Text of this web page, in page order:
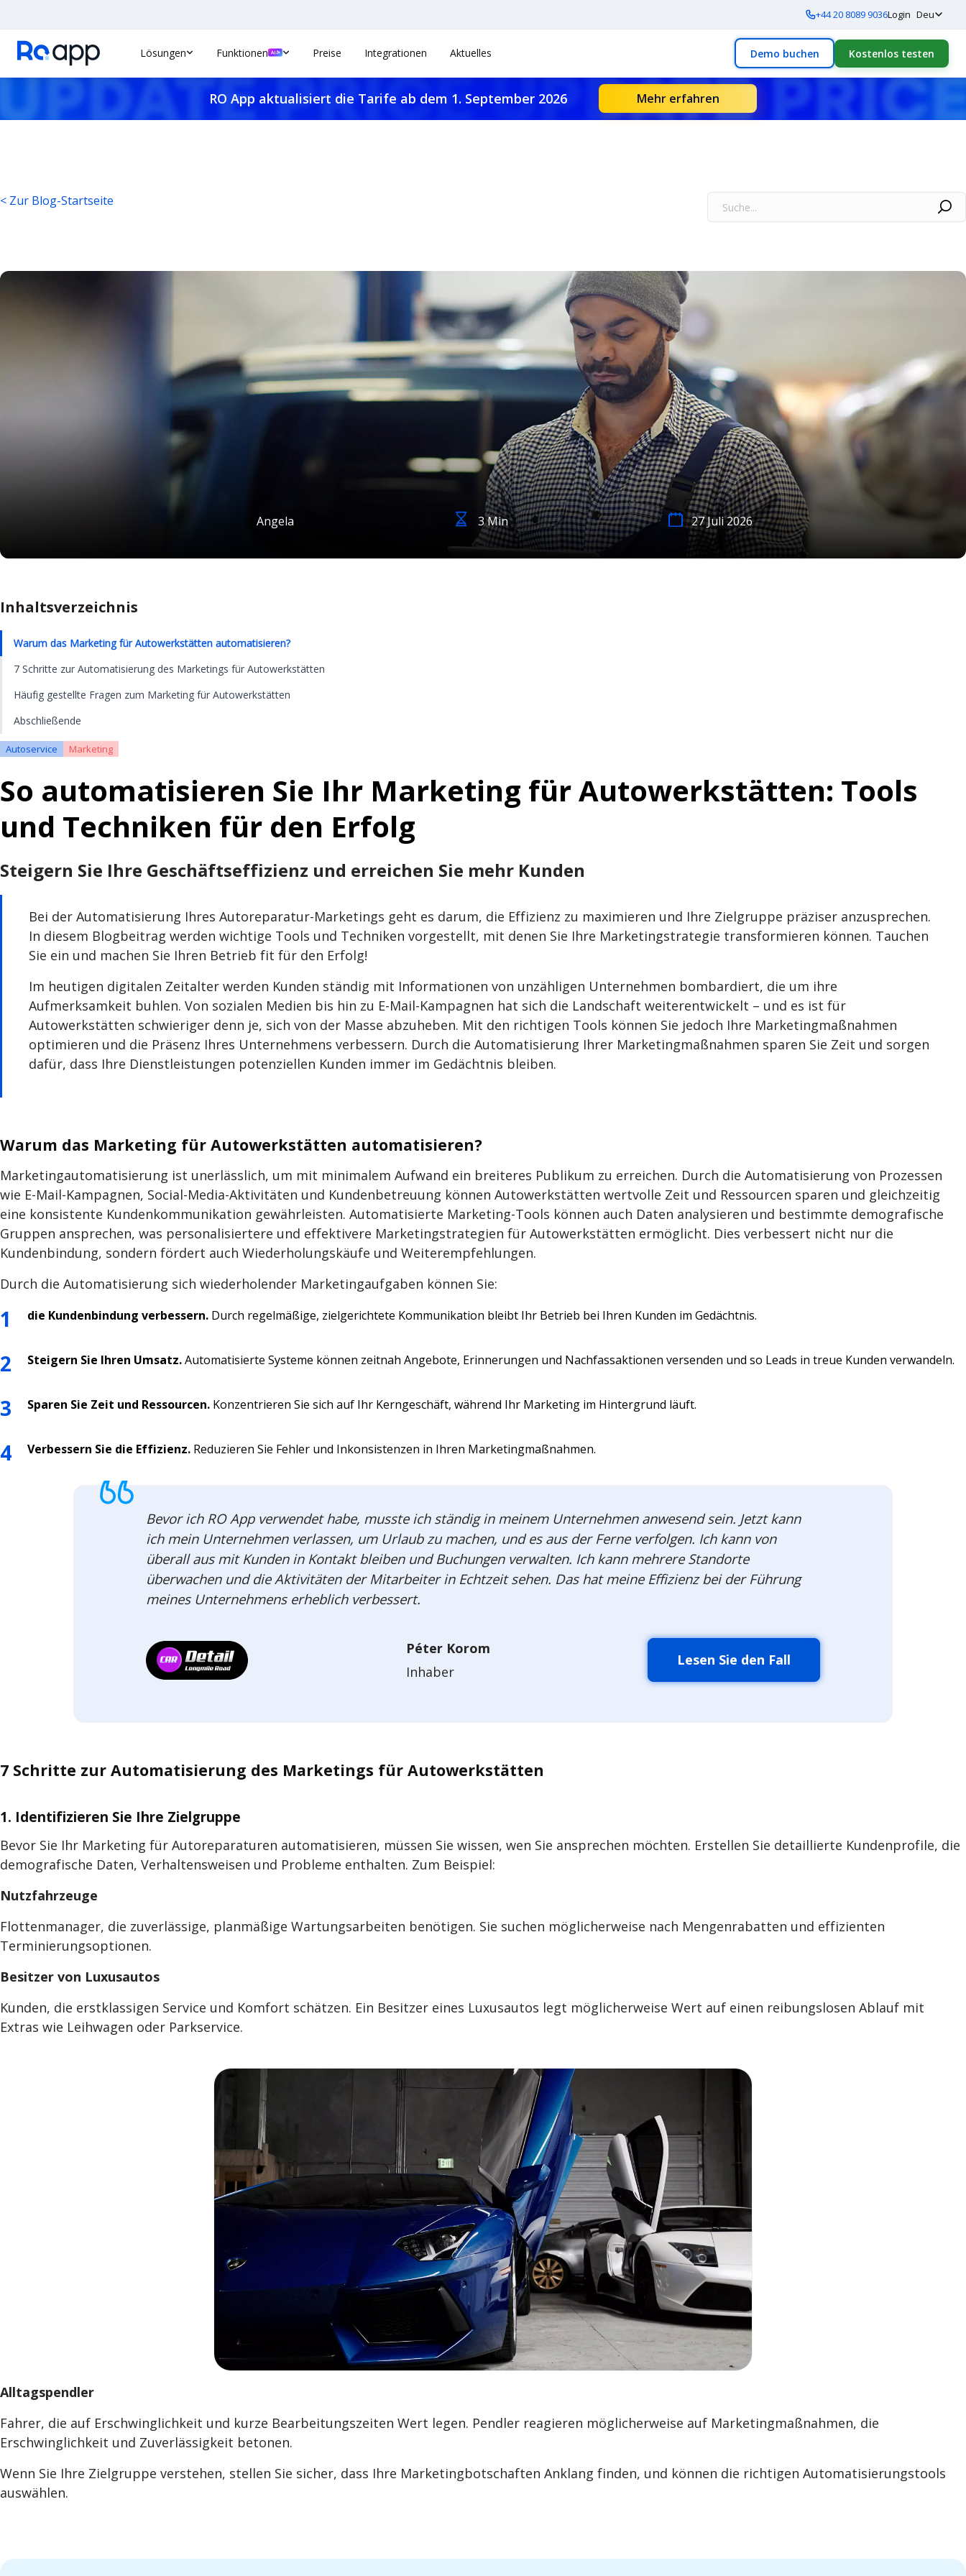
+44 20 8089 9036Login Deu
Lösungen Funktionen Preise Integrationen Aktuelles Demo buchen Kostenlos testen
RO App aktualisiert die Tarife ab dem 1. September 2026 Mehr erfahren
< Zur Blog-Startseite
Angela 3 Min 27 Juli 2026
Inhaltsverzeichnis
Warum das Marketing für Autowerkstätten automatisieren?
7 Schritte zur Automatisierung des Marketings für Autowerkstätten
Häufig gestellte Fragen zum Marketing für Autowerkstätten
Abschließende
Autoservice Marketing
So automatisieren Sie Ihr Marketing für Autowerkstätten: Tools
und Techniken für den Erfolg
Steigern Sie Ihre Geschäftseffizienz und erreichen Sie mehr Kunden
Bei der Automatisierung Ihres Autoreparatur-Marketings geht es darum, die Effizienz zu maximieren und Ihre Zielgruppe präziser anzusprechen.
In diesem Blogbeitrag werden wichtige Tools und Techniken vorgestellt, mit denen Sie Ihre Marketingstrategie transformieren können. Tauchen
Sie ein und machen Sie Ihren Betrieb fit für den Erfolg!
Im heutigen digitalen Zeitalter werden Kunden ständig mit Informationen von unzähligen Unternehmen bombardiert, die um ihre
Aufmerksamkeit buhlen. Von sozialen Medien bis hin zu E-Mail-Kampagnen hat sich die Landschaft weiterentwickelt – und es ist für
Autowerkstätten schwieriger denn je, sich von der Masse abzuheben. Mit den richtigen Tools können Sie jedoch Ihre Marketingmaßnahmen
optimieren und die Präsenz Ihres Unternehmens verbessern. Durch die Automatisierung Ihrer Marketingmaßnahmen sparen Sie Zeit und sorgen
dafür, dass Ihre Dienstleistungen potenziellen Kunden immer im Gedächtnis bleiben.
Warum das Marketing für Autowerkstätten automatisieren?
Marketingautomatisierung ist unerlässlich, um mit minimalem Aufwand ein breiteres Publikum zu erreichen. Durch die Automatisierung von Prozessen
wie E-Mail-Kampagnen, Social-Media-Aktivitäten und Kundenbetreuung können Autowerkstätten wertvolle Zeit und Ressourcen sparen und gleichzeitig
eine konsistente Kundenkommunikation gewährleisten. Automatisierte Marketing-Tools können auch Daten analysieren und bestimmte demografische
Gruppen ansprechen, was personalisiertere und effektivere Marketingstrategien für Autowerkstätten ermöglicht. Dies verbessert nicht nur die
Kundenbindung, sondern fördert auch Wiederholungskäufe und Weiterempfehlungen.
Durch die Automatisierung sich wiederholender Marketingaufgaben können Sie:
die Kundenbindung verbessern. Durch regelmäßige, zielgerichtete Kommunikation bleibt Ihr Betrieb bei Ihren Kunden im Gedächtnis.
Steigern Sie Ihren Umsatz.Automatisierte Systeme können zeitnah Angebote, Erinnerungen und Nachfassaktionen versenden und so Leads in treue Kunden verwandeln.
Sparen Sie Zeit und Ressourcen. Konzentrieren Sie sich auf Ihr Kerngeschäft, während Ihr Marketing im Hintergrund läuft.
Verbessern Sie die Effizienz. Reduzieren Sie Fehler und Inkonsistenzen in Ihren Marketingmaßnahmen.
Bevor ich RO App verwendet habe, musste ich ständig in meinem Unternehmen anwesend sein. Jetzt kann
ich mein Unternehmen verlassen, um Urlaub zu machen, und es aus der Ferne verfolgen. Ich kann von
überall aus mit Kunden in Kontakt bleiben und Buchungen verwalten. Ich kann mehrere Standorte
überwachen und die Aktivitäten der Mitarbeiter in Echtzeit sehen. Das hat meine Effizienz bei der Führung
meines Unternehmens erheblich verbessert.
Péter Korom
Inhaber
Lesen Sie den Fall
7 Schritte zur Automatisierung des Marketings für Autowerkstätten
1. Identifizieren Sie Ihre Zielgruppe
Bevor Sie Ihr Marketing für Autoreparaturen automatisieren, müssen Sie wissen, wen Sie ansprechen möchten. Erstellen Sie detaillierte Kundenprofile, die
demografische Daten, Verhaltensweisen und Probleme enthalten. Zum Beispiel:
Nutzfahrzeuge
Flottenmanager, die zuverlässige, planmäßige Wartungsarbeiten benötigen. Sie suchen möglicherweise nach Mengenrabatten und effizienten
Terminierungsoptionen.
Besitzer von Luxusautos
Kunden, die erstklassigen Service und Komfort schätzen. Ein Besitzer eines Luxusautos legt möglicherweise Wert auf einen reibungslosen Ablauf mit
Extras wie Leihwagen oder Parkservice.
Alltagspendler
Fahrer, die auf Erschwinglichkeit und kurze Bearbeitungszeiten Wert legen. Pendler reagieren möglicherweise auf Marketingmaßnahmen, die
Erschwinglichkeit und Zuverlässigkeit betonen.
Wenn Sie Ihre Zielgruppe verstehen, stellen Sie sicher, dass Ihre Marketingbotschaften Anklang finden, und können die richtigen Automatisierungstools
auswählen.